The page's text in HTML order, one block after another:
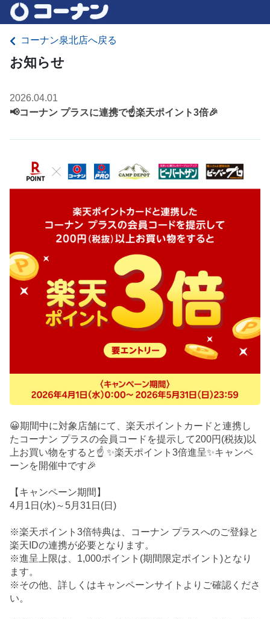
コーナン泉北店へ戻る
お知らせ
2026.04.01
📢コーナン プラスに連携で☝️楽天ポイント3倍🎉
😀期間中に対象店舗にて、楽天ポイントカードと連携し
たコーナン プラスの会員コードを提示して200円(税抜)以
上お買い物をすると☝️ ✨楽天ポイント3倍進呈✨キャンペ
ーンを開催中です🎉
【キャンペーン期間】
4月1日(水)～5月31日(日)
※楽天ポイント3倍特典は、コーナン プラスへのご登録と
楽天IDの連携が必要となります。
※進呈上限は、1,000ポイント(期間限定ポイント)となり
ます。
※その他、詳しくはキャンペーンサイトよりご確認くださ
い。